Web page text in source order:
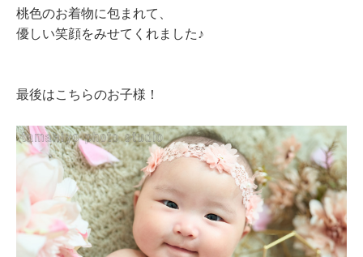
桃色のお着物に包まれて、
優しい笑顔をみせてくれました♪
最後はこちらのお子様！